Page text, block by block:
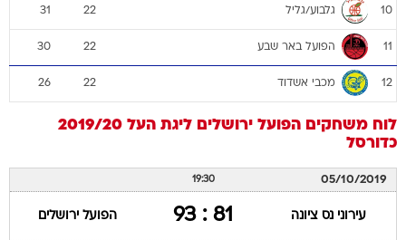
10 גלבוע/גליל 22
31
11 הפועל באר שבע 22
30
12 מכבי אשדוד 22
26
לוח משחקים הפועל ירושלים ליגת העל 2019/20
כדורסל
05/10/2019
19:30
עירוני נס ציונה 81 : 93 הפועל ירושלים